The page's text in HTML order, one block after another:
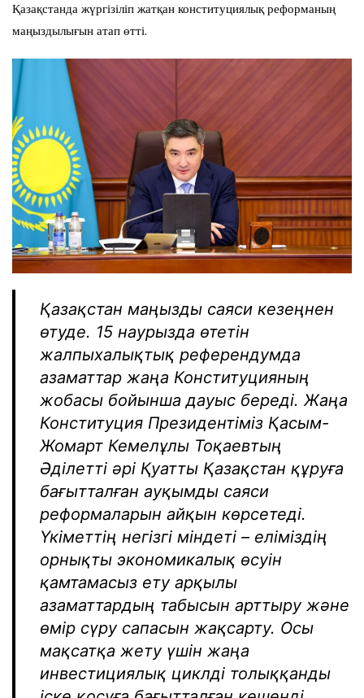
Қазақстанда жүргізіліп жатқан конституциялық реформаның
маңыздылығын атап өтті.
Қазақстан маңызды саяси кезеңнен
өтуде. 15 наурызда өтетін
жалпыхалықтық референдумда
азаматтар жаңа Конституцияның
жобасы бойынша дауыс береді. Жаңа
Конституция Президентіміз Қасым-
Жомарт Кемелұлы Тоқаевтың
Әділетті әрі Қуатты Қазақстан құруға
бағытталған ауқымды саяси
реформаларын айқын көрсетеді.
Үкіметтің негізгі міндеті – еліміздің
орнықты экономикалық өсуін
қамтамасыз ету арқылы
азаматтардың табысын арттыру және
өмір сүру сапасын жақсарту. Осы
мақсатқа жету үшін жаңа
инвестициялық циклді толыққанды